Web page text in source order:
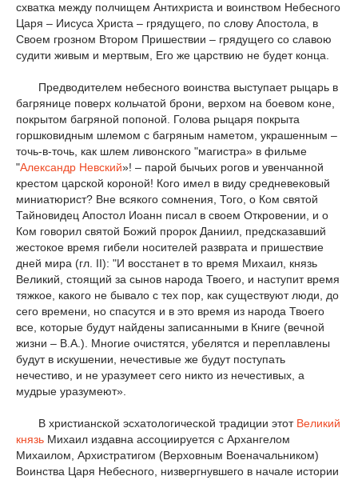
схватка между полчищем Антихриста и воинством Небесного
Царя – Иисуса Христа – грядущего, по слову Апостола, в
Своем грозном Втором Пришествии – грядущего со славою
судити живым и мертвым, Его же царствию не будет конца.
Предводителем небесного воинства выступает рыцарь в
багрянице поверх кольчатой брони, верхом на боевом коне,
покрытом багряной попоной. Голова рыцаря покрыта
горшковидным шлемом с багряным наметом, украшенным –
точь-в-точь, как шлем ливонского "магистра» в фильме
"Александр Невский»! – парой бычьих рогов и увенчанной
крестом царской короной! Кого имел в виду средневековый
миниатюрист? Вне всякого сомнения, Того, о Ком святой
Тайновидец Апостол Иоанн писал в своем Откровении, и о
Ком говорил святой Божий пророк Даниил, предсказавший
жестокое время гибели носителей разврата и пришествие
дней мира (гл. II): "И восстанет в то время Михаил, князь
Великий, стоящий за сынов народа Твоего, и наступит время
тяжкое, какого не бывало с тех пор, как существуют люди, до
сего времени, но спасутся и в это время из народа Твоего
все, которые будут найдены записанными в Книге (вечной
жизни – В.А.). Многие очистятся, убелятся и переплавлены
будут в искушении, нечестивые же будут поступать
нечестиво, и не уразумеет сего никто из нечестивых, а
мудрые уразумеют».
В христианской эсхатологической традиции этот Великий
князь Михаил издавна ассоциируется с Архангелом
Михаилом, Архистратигом (Верховным Военачальником)
Воинства Царя Небесного, низвергнувшего в начале истории